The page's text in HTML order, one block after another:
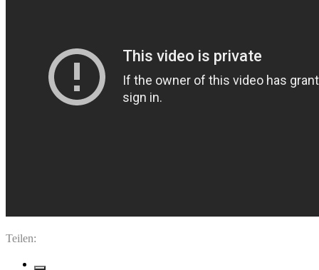
Teilen: